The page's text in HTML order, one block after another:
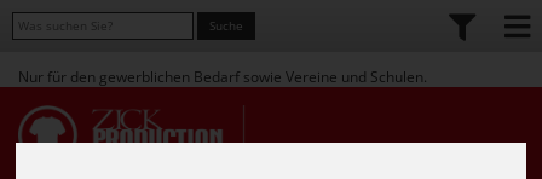
Nur für den gewerblichen Bedarf sowie Vereine und Schulen.